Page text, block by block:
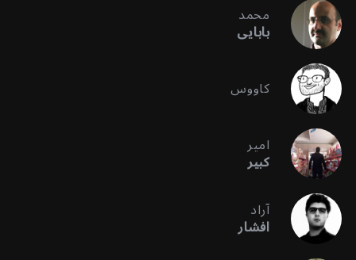
محمد
بابایی
کاووس
امیر
کبیر
آراد
افشار